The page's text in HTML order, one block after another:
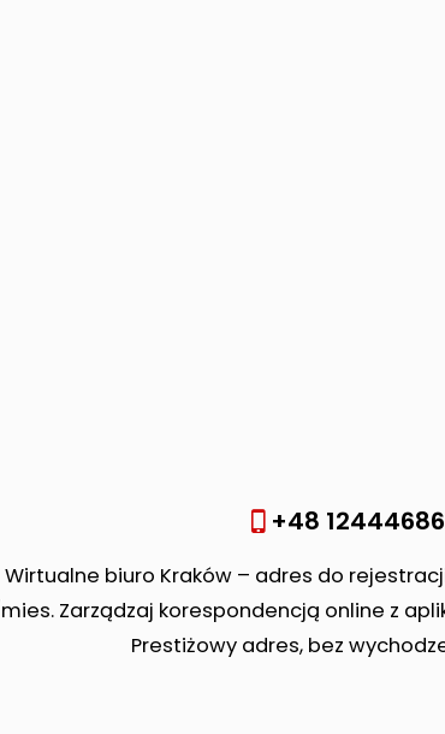
+48
Wirtualne biuro Kraków – adres do
mies. Zarządzaj korespondencją online z
Prestiżowy adres, bez